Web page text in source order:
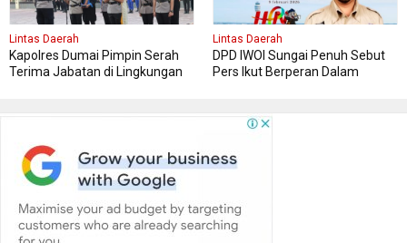
Lintas Daerah
Kapolres Dumai Pimpin Serah
Terima Jabatan di Lingkungan
Lintas Daerah
DPD IWOI Sungai Penuh Sebut
Pers Ikut Berperan Dalam